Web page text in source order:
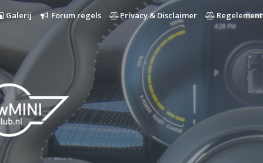
Galerij Forum regels Privacy & Disclaimer Regelement